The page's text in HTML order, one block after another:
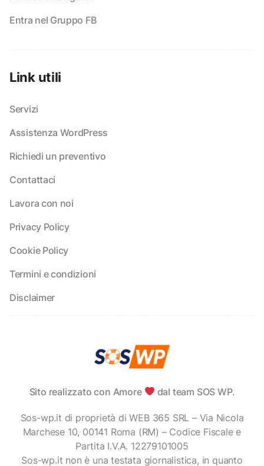
Entra nel Gruppo FB
Link utili
Servizi
Assistenza WordPress
Richiedi un preventivo
Contattaci
Lavora con noi
Privacy Policy
Cookie Policy
Termini e condizioni
Disclaimer
Sito realizzato con Amore dal team SOS WP.
Sos-wp.it di proprietà di WEB 365 SRL – Via Nicola
Marchese 10, 00141 Roma (RM) – Codice Fiscale e
Partita I.V.A. 12279101005
Sos-wp.it non è una testata giornalistica, in quanto